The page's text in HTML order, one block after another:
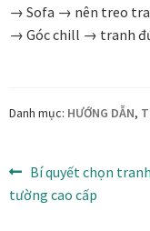
→ Sofa → nên treo
→ Góc chill → tranh
Danh mục: HƯỚNG DẪN,
Điều
hướng
Bài
trước:
Bí quyết chọn
tường cao cấp